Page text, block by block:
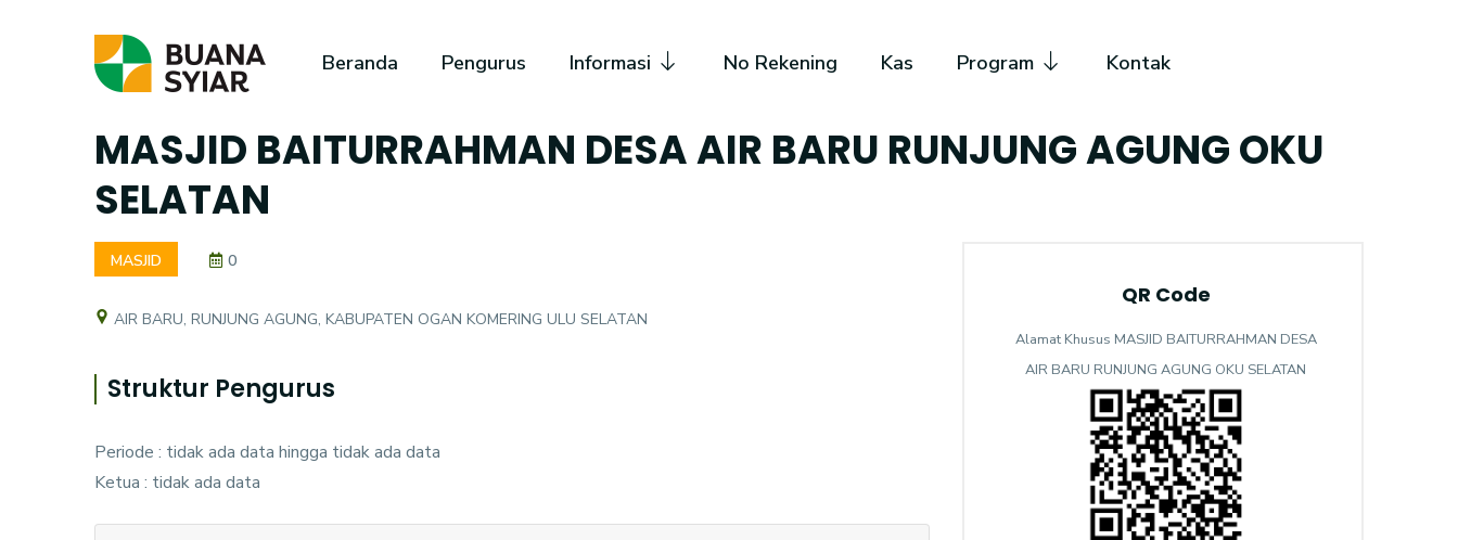
Beranda Pengurus Informasi No Rekening Kas Program Kontak
MASJID BAITURRAHMAN DESA AIR BARU RUNJUNG AGUNG OKU
SELATAN
MASJID 0
AIR BARU, RUNJUNG AGUNG, KABUPATEN OGAN KOMERING ULU SELATAN
Struktur Pengurus
Periode : tidak ada data hingga tidak ada data
Ketua : tidak ada data
QR Code
Alamat Khusus MASJID BAITURRAHMAN DESA
AIR BARU RUNJUNG AGUNG OKU SELATAN